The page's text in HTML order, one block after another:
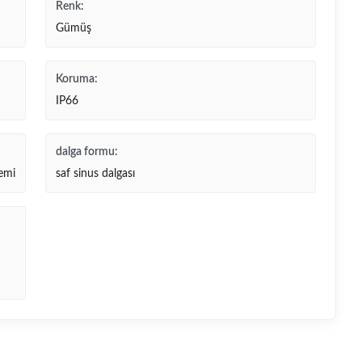
Renk:
Gümüş
Koruma:
IP66
dalga formu:
saf sinus dalgası